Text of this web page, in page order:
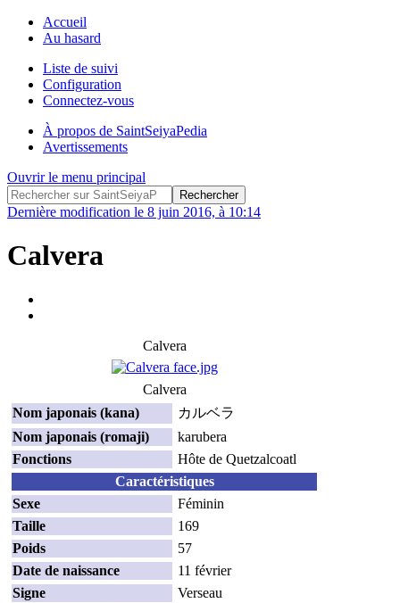
Accueil
Au hasard
Liste de suivi
Configuration
Connectez-vous
À propos de SaintSeiyaPedia
Avertissements
Ouvrir le menu principal
Dernière modification le 8 juin 2016, à 10:14
Calvera
Calvera
Calvera
Nom japonais (kana)
カルベラ
Nom japonais (romaji)
karubera
Fonctions
Hôte de Quetzalcoatl
Caractéristiques
Sexe
Féminin
Taille
169
Poids
57
Date de naissance
11 février
Signe
Verseau